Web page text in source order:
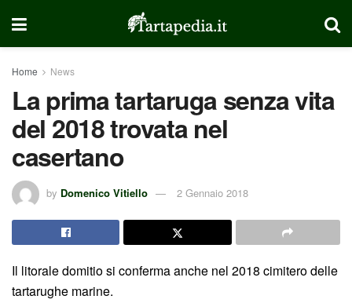
Home News
La prima tartaruga senza vita
del 2018 trovata nel
casertano
by Domenico Vitiello 2 Gennaio 2018
Il litorale domitio si conferma anche nel 2018 cimitero delle
tartarughe marine.